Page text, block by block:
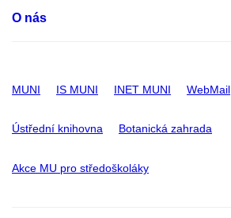
O nás
MUNI IS MUNI INET MUNI WebMail
Ústřední knihovna Botanická zahrada
Akce MU pro středoškoláky